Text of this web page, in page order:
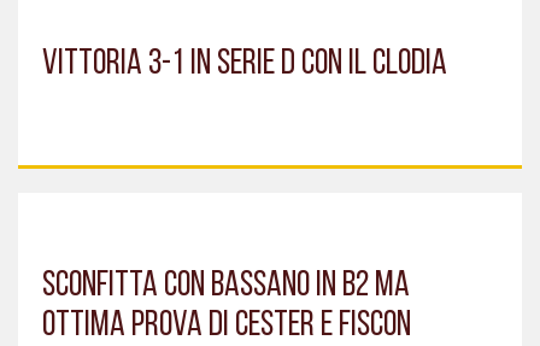
Vittoria 3-1 in serie D con il Clodia
Sconfitta con Bassano in B2 ma
ottima prova di Cester e Fiscon